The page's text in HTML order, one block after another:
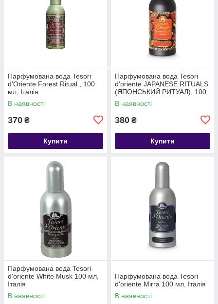
Парфумована вода Tesori
d'Oriente Forest Ritual , 100
мл, Італія
В наявності
370 ₴
Купити
Парфумована вода Tesori
d'oriente JAPANESE RITUALS
(ЯПОНСЬКИЙ РИТУАЛ), 100
мл, Італія
В наявності
380 ₴
Купити
Парфумована вода Tesori
d'oriente White Musk 100 мл,
Італія
В наявності
Парфумована вода Tesori
d'oriente Mirra 100 мл, Італія
В наявності